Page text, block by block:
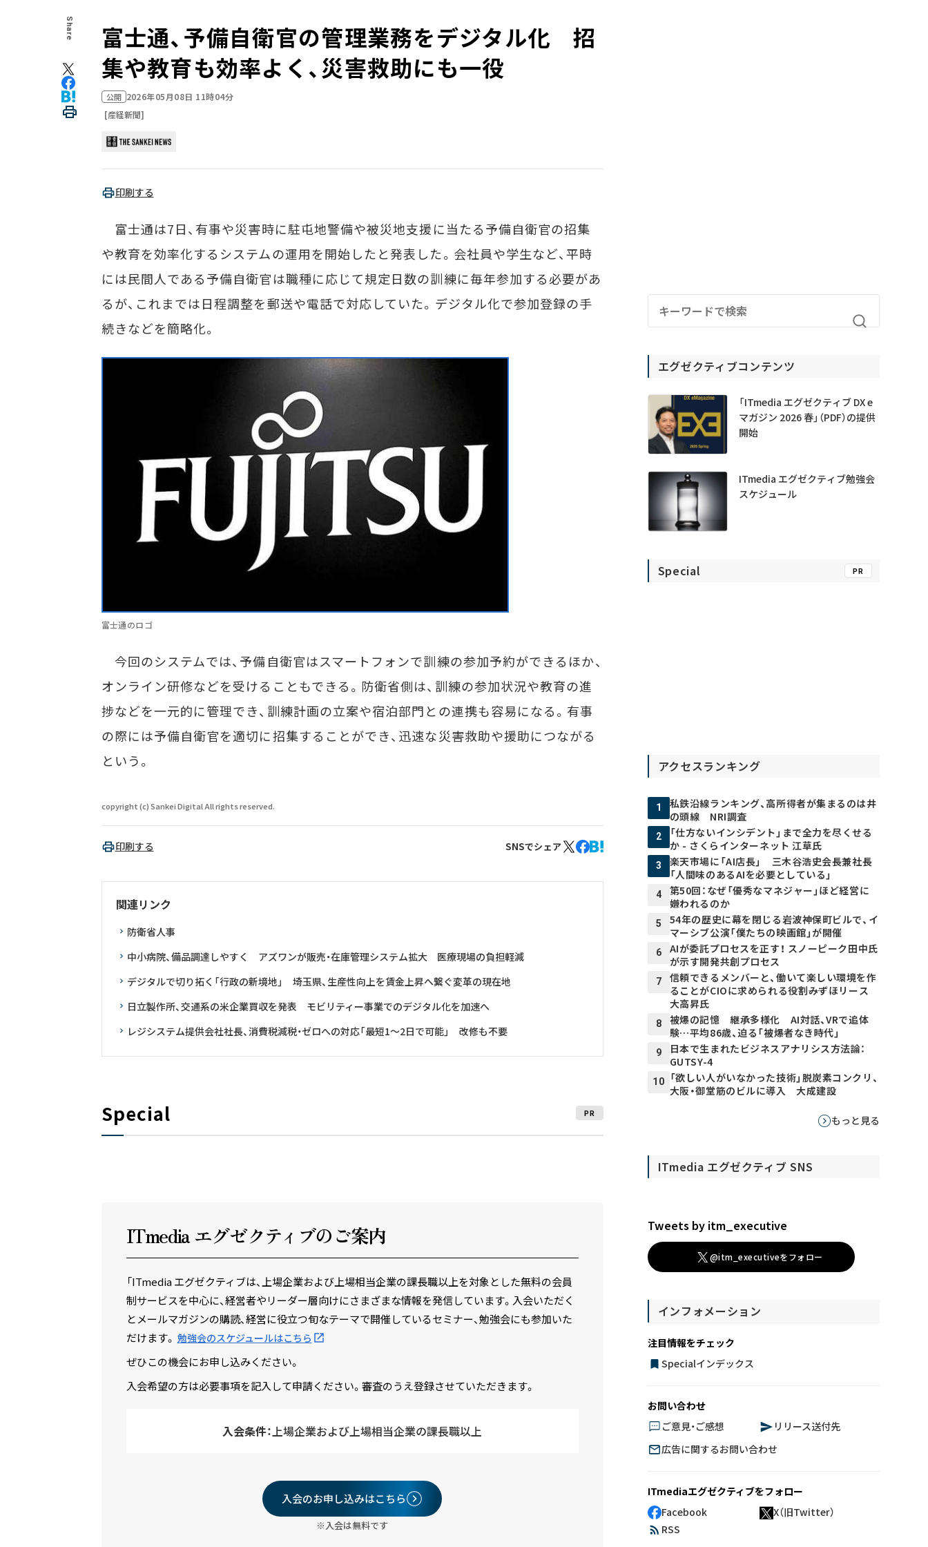
Share
富士通、予備自衛官の管理業務をデジタル化 招
集や教育も効率よく、災害救助にも一役
公開 2026年05月08日 11時04分
[産経新聞]
印刷する
富士通は7日、有事や災害時に駐屯地警備や被災地支援に当たる予備自衛官の招集
や教育を効率化するシステムの運用を開始したと発表した。会社員や学生など、平時
には民間人である予備自衛官は職種に応じて規定日数の訓練に毎年参加する必要があ
るが、これまでは日程調整を郵送や電話で対応していた。デジタル化で参加登録の手
続きなどを簡略化。
富士通のロゴ
今回のシステムでは、予備自衛官はスマートフォンで訓練の参加予約ができるほか、
オンライン研修などを受けることもできる。防衛省側は、訓練の参加状況や教育の進
捗などを一元的に管理でき、訓練計画の立案や宿泊部門との連携も容易になる。有事
の際には予備自衛官を適切に招集することができ、迅速な災害救助や援助につながる
という。
copyright (c) Sankei Digital All rights reserved.
印刷する SNSでシェア
関連リンク
防衛省人事
中小病院、備品調達しやすく アズワンが販売・在庫管理システム拡大 医療現場の負担軽減
デジタルで切り拓く「行政の新境地」 埼玉県、生産性向上を賃金上昇へ繋ぐ変革の現在地
日立製作所、交通系の米企業買収を発表 モビリティー事業でのデジタル化を加速へ
レジシステム提供会社社長、消費税減税・ゼロへの対応「最短1～2日で可能」 改修も不要
Special PR
ITmedia エグゼクティ ブのご案内
「ITmedia エグゼクティブは、上場企業および上場相当企業の課長職以上を対象とした無料の会員
制サービスを中心に、経営者やリーダー層向けにさまざまな情報を発信しています。入会いただく
とメールマガジンの購読、経営に役立つ旬なテーマで開催しているセミナー、勉強会にも参加いた
だけます。 勉強会のスケジュールはこちら
ぜひこの機会にお申し込みください。
入会希望の方は必要事項を記入して申請ください。審査のうえ登録させていただきます。
入会条件： 上場企業および上場相当企業の課長職以上
入会のお申し込みはこちら
※入会は無料です
エグゼクティブコンテンツ
「ITmedia エグゼクティブ DX e
マガジン 2026 春」（PDF）の提供
開始
ITmedia エグゼクティブ勉強会
スケジュール
Special PR
アクセスランキング
1
私鉄沿線ランキング、高所得者が集まるのは井
の頭線 NRI調査
2
「仕方ないインシデント」まで全力を尽くせる
か - さくらインターネット 江草氏
3
楽天市場に「AI店長」 三木谷浩史会長兼社長
「人間味のあるAIを必要としている」
4
第50回：なぜ「優秀なマネジャー」ほど経営に
嫌われるのか
5
54年の歴史に幕を閉じる岩波神保町ビルで、イ
マーシブ公演「僕たちの映画館」が開催
6
AIが委託プロセスを正す！ スノーピーク田中氏
が示す開発共創プロセス
7
信頼できるメンバーと、働いて楽しい環境を作
ることがCIOに求められる役割――みずほリース
大高昇氏
8
被爆の記憶 継承多様化 AI対話、VRで追体
験…平均86歳、迫る「被爆者なき時代」
9
日本で生まれたビジネスアナリシス方法論：
GUTSY-4
10
「欲しい人がいなかった技術」脱炭素コンクリ、
大阪・御堂筋のビルに導入 大成建設
もっと見る
ITmedia エグゼクティブ SNS
Tweets by itm_executive
@itm_executiveをフォロー
インフォメーション
注目情報をチェック
Specialインデックス
お問い合わせ
ご意見・ご感想
リリース送付先
広告に関するお問い合わせ
ITmediaエグゼクティブをフォロー
Facebook
X（旧Twitter）
RSS